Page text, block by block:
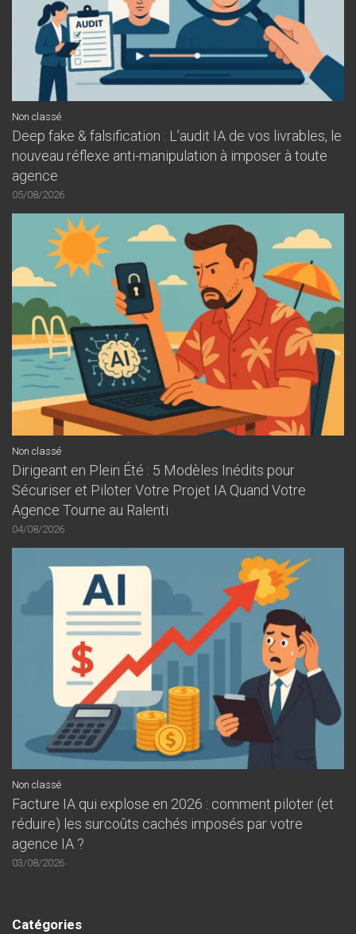
Non classé
Deep fake & falsification : L’audit IA de vos livrables, le
nouveau réflexe anti-manipulation à imposer à toute
agence
05/08/2026
Non classé
Dirigeant en Plein Été : 5 Modèles Inédits pour
Sécuriser et Piloter Votre Projet IA Quand Votre
Agence Tourne au Ralenti
04/08/2026
Non classé
Facture IA qui explose en 2026 : comment piloter (et
réduire) les surcoûts cachés imposés par votre
agence IA ?
03/08/2026
Catégories